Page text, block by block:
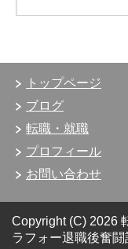
トップページ
ブログ
転職・就職
プロフィール
お問い合わせ
Copyright (C) 2026
ラフォー退職後奮闘